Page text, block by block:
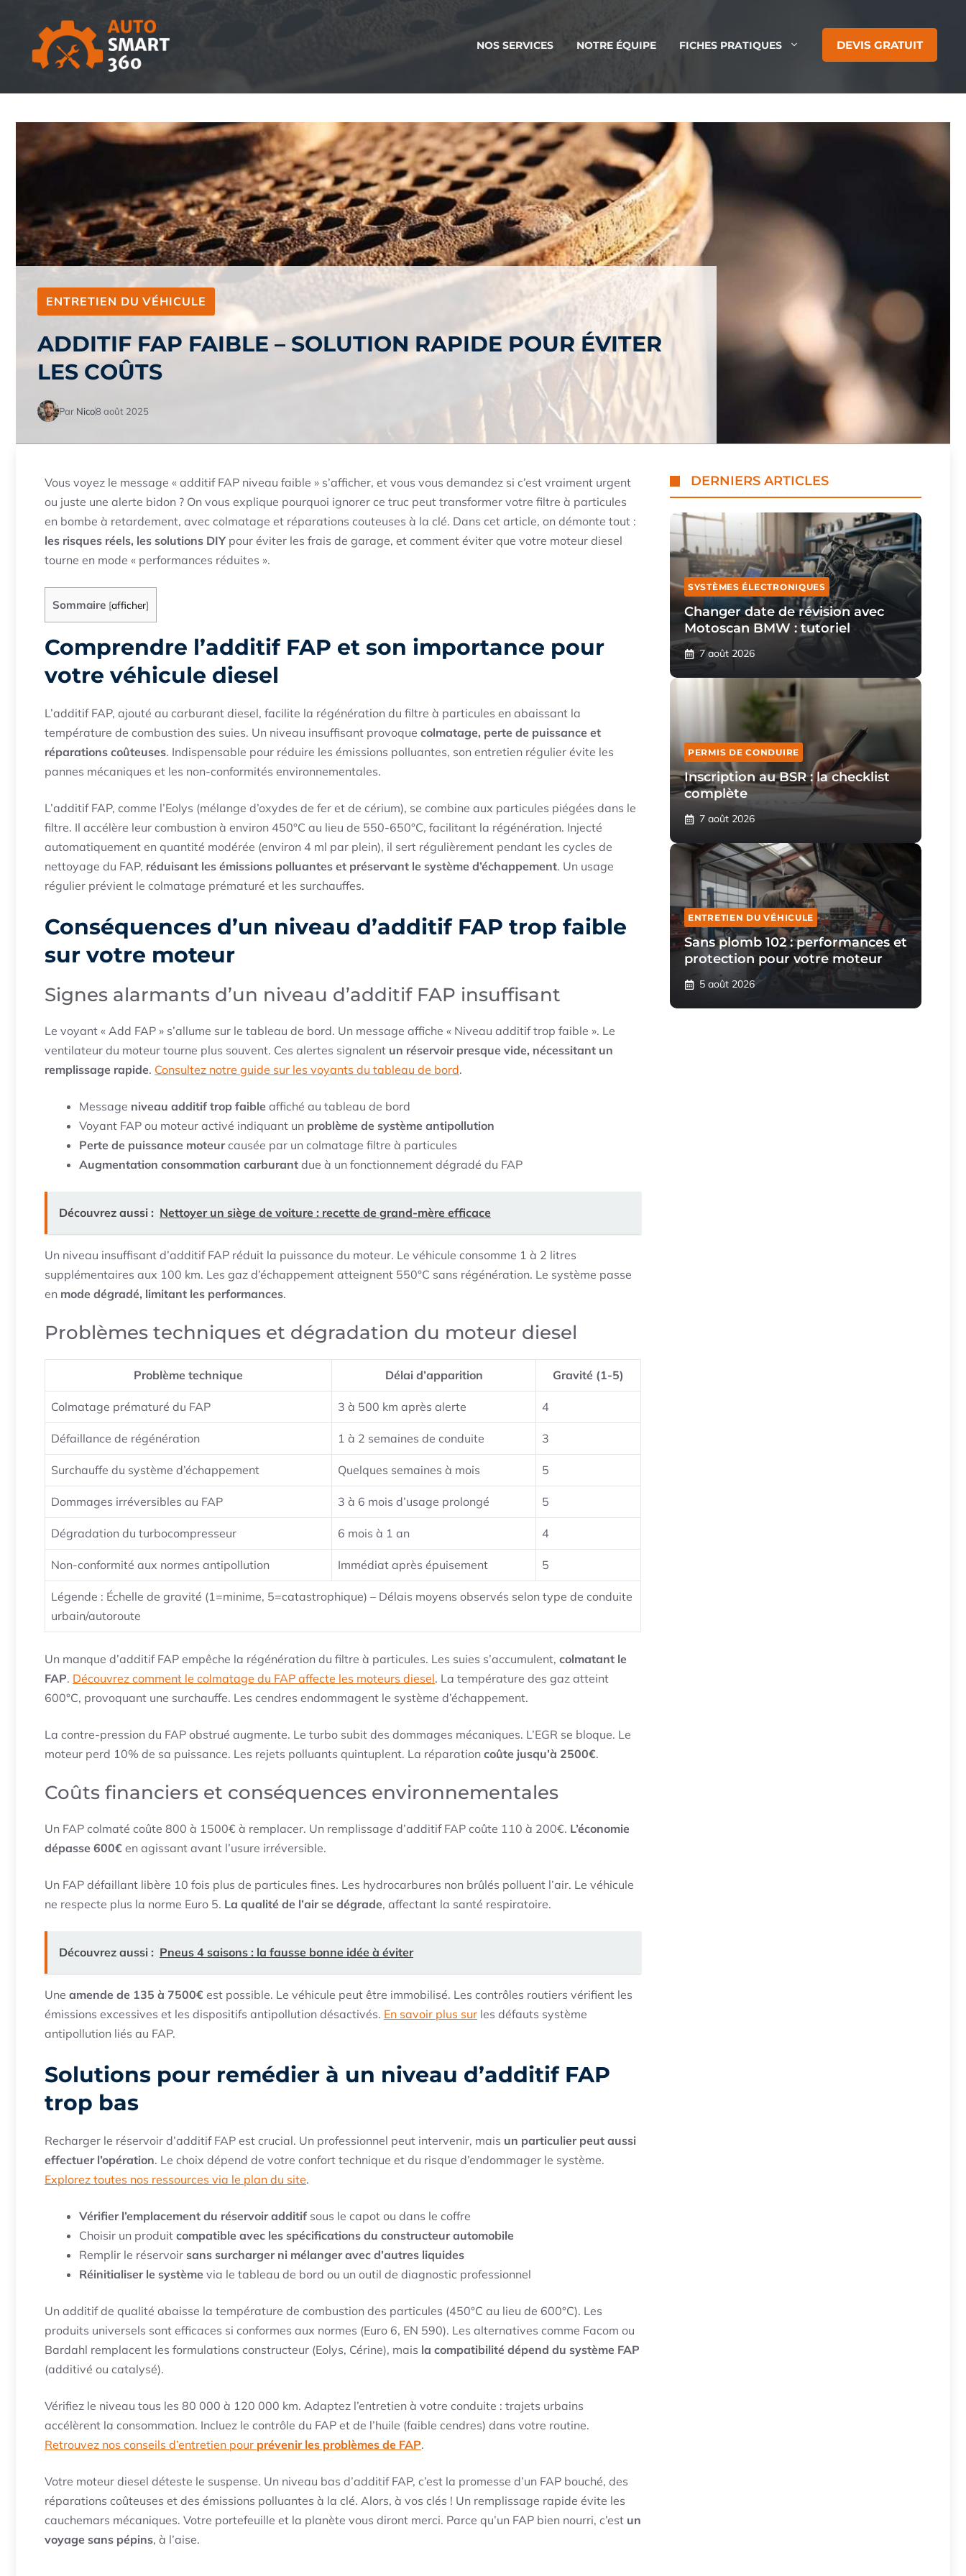
contenu
NOS SERVICES NOTRE ÉQUIPE FICHES PRATIQUES DEVIS GRATUIT
ENTRETIEN DU VÉHICULE
ADDITIF FAP FAIBLE – SOLUTION RAPIDE POUR ÉVITER
LES COÛTS
Par Nico8 août 2025
Vous voyez le message « additif FAP niveau faible » s’afficher, et vous vous demandez si c’est vraiment urgent
ou juste une alerte bidon ? On vous explique pourquoi ignorer ce truc peut transformer votre filtre à particules
en bombe à retardement, avec colmatage et réparations couteuses à la clé. Dans cet article, on démonte tout :
les risques réels, les solutions DIY pour éviter les frais de garage, et comment éviter que votre moteur diesel
tourne en mode « performances réduites ».
Sommaire [afficher]
Comprendre l’additif FAP et son importance pour
votre véhicule diesel
L’additif FAP, ajouté au carburant diesel, facilite la régénération du filtre à particules en abaissant la
température de combustion des suies. Un niveau insuffisant provoque colmatage, perte de puissance et
réparations coûteuses. Indispensable pour réduire les émissions polluantes, son entretien régulier évite les
pannes mécaniques et les non-conformités environnementales.
L’additif FAP, comme l’Eolys (mélange d’oxydes de fer et de cérium), se combine aux particules piégées dans le
filtre. Il accélère leur combustion à environ 450°C au lieu de 550-650°C, facilitant la régénération. Injecté
automatiquement en quantité modérée (environ 4 ml par plein), il sert régulièrement pendant les cycles de
nettoyage du FAP, réduisant les émissions polluantes et préservant le système d’échappement. Un usage
régulier prévient le colmatage prématuré et les surchauffes.
Conséquences d’un niveau d’additif FAP trop faible
sur votre moteur
Signes alarmants d’un niveau d’additif FAP insuffisant
Le voyant « Add FAP » s’allume sur le tableau de bord. Un message affiche « Niveau additif trop faible ». Le
ventilateur du moteur tourne plus souvent. Ces alertes signalent un réservoir presque vide, nécessitant un
remplissage rapide. Consultez notre guide sur les voyants du tableau de bord.
Message niveau additif trop faible affiché au tableau de bord
Voyant FAP ou moteur activé indiquant un problème de système antipollution
Perte de puissance moteurcausée par un colmatage filtre à particules
Augmentation consommation carburant due à un fonctionnement dégradé du FAP
Découvrez aussi : Nettoyer un siège de voiture : recette de grand-mère efficace
Un niveau insuffisant d’additif FAP réduit la puissance du moteur. Le véhicule consomme 1 à 2 litres
supplémentaires aux 100 km. Les gaz d’échappement atteignent 550°C sans régénération. Le système passe
en mode dégradé, limitant les performances.
Problèmes techniques et dégradation du moteur diesel
Problème technique Délai d’apparition Gravité (1-5)
Colmatage prématuré du FAP 3 à 500 km après alerte 4
Défaillance de régénération 1 à 2 semaines de conduite 3
Surchauffe du système d’échappement Quelques semaines à mois 5
Dommages irréversibles au FAP 3 à 6 mois d’usage prolongé 5
Dégradation du turbocompresseur 6 mois à 1 an 4
Non-conformité aux normes antipollution Immédiat après épuisement 5
Légende : Échelle de gravité (1=minime, 5=catastrophique) – Délais moyens observés selon type de conduite
urbain/autoroute
Un manque d’additif FAP empêche la régénération du filtre à particules. Les suies s’accumulent, colmatant le
FAP. Découvrez comment le colmatage du FAP affecte les moteurs diesel. La température des gaz atteint
600°C, provoquant une surchauffe. Les cendres endommagent le système d’échappement.
La contre-pression du FAP obstrué augmente. Le turbo subit des dommages mécaniques. L’EGR se bloque. Le
moteur perd 10% de sa puissance. Les rejets polluants quintuplent. La réparation coûte jusqu’à 2500€.
Coûts financiers et conséquences environnementales
Un FAP colmaté coûte 800 à 1500€ à remplacer. Un remplissage d’additif FAP coûte 110 à 200€. L’économie
dépasse 600€ en agissant avant l’usure irréversible.
Un FAP défaillant libère 10 fois plus de particules fines. Les hydrocarbures non brûlés polluent l’air. Le véhicule
ne respecte plus la norme Euro 5. La qualité de l’air se dégrade, affectant la santé respiratoire.
Découvrez aussi : Pneus 4 saisons : la fausse bonne idée à éviter
Une amende de 135 à 7500€ est possible. Le véhicule peut être immobilisé. Les contrôles routiers vérifient les
émissions excessives et les dispositifs antipollution désactivés. En savoir plus sur les défauts système
antipollution liés au FAP.
Solutions pour remédier à un niveau d’additif FAP
trop bas
Recharger le réservoir d’additif FAP est crucial. Un professionnel peut intervenir, mais un particulier peut aussi
effectuer l’opération. Le choix dépend de votre confort technique et du risque d’endommager le système.
Explorez toutes nos ressources via le plan du site.
Vérifier l’emplacement du réservoir additif sous le capot ou dans le coffre
Choisir un produit compatible avec les spécifications du constructeur automobile
Remplir le réservoir sans surcharger ni mélanger avec d’autres liquides
Réinitialiser le système via le tableau de bord ou un outil de diagnostic professionnel
Un additif de qualité abaisse la température de combustion des particules (450°C au lieu de 600°C). Les
produits universels sont efficaces si conformes aux normes (Euro 6, EN 590). Les alternatives comme Facom ou
Bardahl remplacent les formulations constructeur (Eolys, Cérine), mais la compatibilité dépend du système FAP
(additivé ou catalysé).
Vérifiez le niveau tous les 80 000 à 120 000 km. Adaptez l’entretien à votre conduite : trajets urbains
accélèrent la consommation. Incluez le contrôle du FAP et de l’huile (faible cendres) dans votre routine.
Retrouvez nos conseils d’entretien pour prévenir les problèmes de FAP.
Votre moteur diesel déteste le suspense. Un niveau bas d’additif FAP, c’est la promesse d’un FAP bouché, des
réparations coûteuses et des émissions polluantes à la clé. Alors, à vos clés ! Un remplissage rapide évite les
cauchemars mécaniques. Votre portefeuille et la planète vous diront merci. Parce qu’un FAP bien nourri, c’est un
voyage sans pépins, à l’aise.
DERNIERS ARTICLES
SYSTÈMES ÉLECTRONIQUES
Changer date de révision avec
Motoscan BMW : tutoriel
7 août 2026
PERMIS DE CONDUIRE
Inscription au BSR : la checklist
complète
7 août 2026
ENTRETIEN DU VÉHICULE
Sans plomb 102 : performances et
protection pour votre moteur
5 août 2026